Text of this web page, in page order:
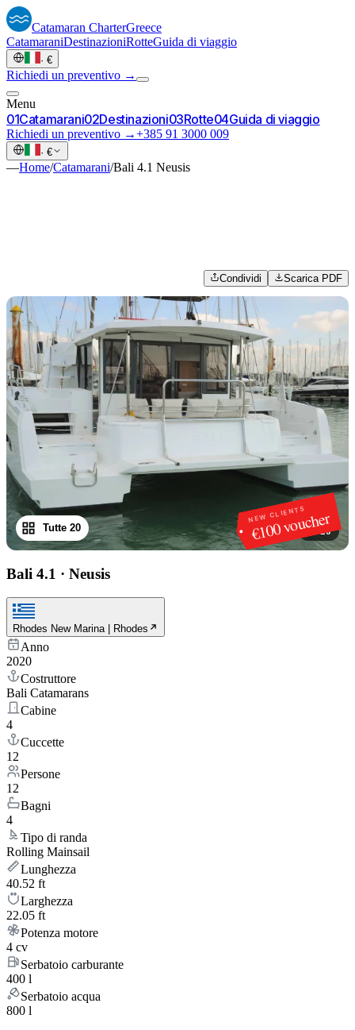
Catamaran CharterGreece
CatamaraniDestinazioniRotteGuida di viaggio
· €
Richiedi un preventivo →
Menu
01Catamarani02Destinazioni03Rotte04Guida di viaggio
Richiedi un preventivo →+385 91 3000 009
· €
—Home/Catamarani/Bali 4.1 Neusis
Condividi Scarica PDF
NEW CLIENTS
€100 voucher
1/20
Tutte 20
Bali 4.1 · Neusis
Rhodes New Marina | Rhodes
Anno
2020
Costruttore
Bali Catamarans
Cabine
4
Cuccette
12
Persone
12
Bagni
4
Tipo di randa
Rolling Mainsail
Lunghezza
40.52 ft
Larghezza
22.05 ft
Potenza motore
4 cv
Serbatoio carburante
400 l
Serbatoio acqua
800 l